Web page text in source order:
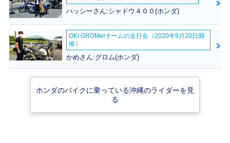
2019年 Super Cub
110 Street・特別・
限定仕様
2019年 Super Cub
ーサリー・特別・限
定仕様
2018年 Super Cub
ェンジ
2012年 Super Cub
2010年 Super Cub
ハッシーさん:シャドウ４００(ホンダ)
OKI GROMerチームの走行会（2020年9月20日開
催）
かめさん:グロム(ホンダ)
ホンダのバイクに乗っている沖縄のライダーを見
る